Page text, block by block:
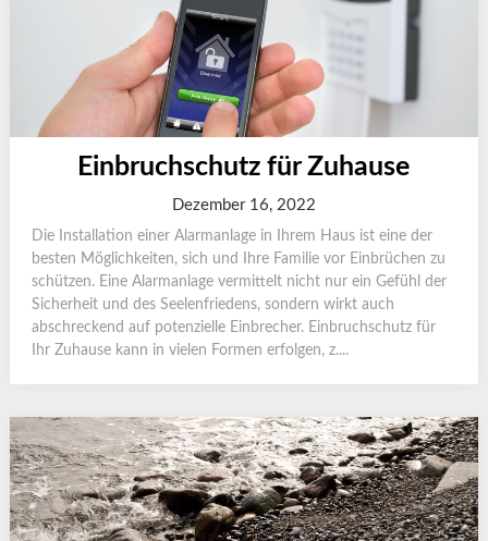
Einbruchschutz für Zuhause
Dezember 16, 2022
Die Installation einer Alarmanlage in Ihrem Haus ist eine der
besten Möglichkeiten, sich und Ihre Familie vor Einbrüchen zu
schützen. Eine Alarmanlage vermittelt nicht nur ein Gefühl der
Sicherheit und des Seelenfriedens, sondern wirkt auch
abschreckend auf potenzielle Einbrecher. Einbruchschutz für
Ihr Zuhause kann in vielen Formen erfolgen, z....